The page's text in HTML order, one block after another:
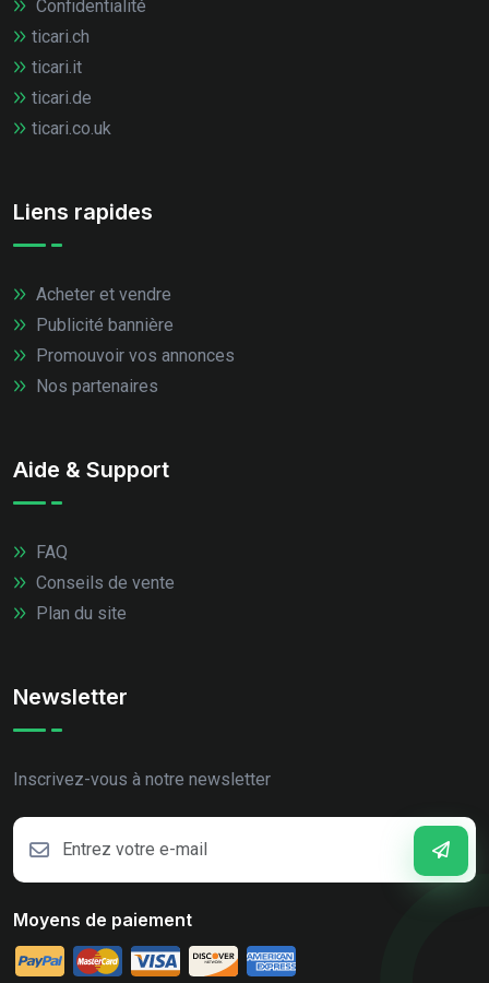
Confidentialité
ticari.ch
ticari.it
ticari.de
ticari.co.uk
Liens rapides
Acheter et vendre
Publicité bannière
Promouvoir vos annonces
Nos partenaires
Aide & Support
FAQ
Conseils de vente
Plan du site
Newsletter
Inscrivez-vous à notre newsletter
Moyens de paiement